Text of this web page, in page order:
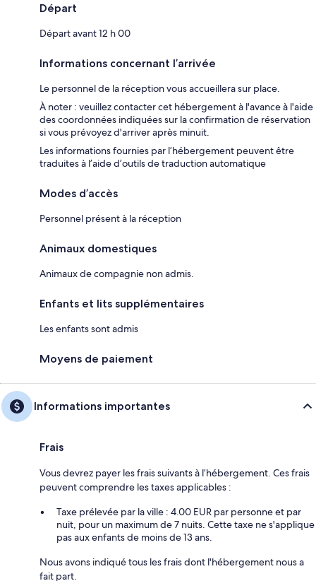
Départ
Départ avant 12 h 00
Informations concernant l’arrivée
Le personnel de la réception vous accueillera sur place.
À noter : veuillez contacter cet hébergement à l'avance à l'aide
des coordonnées indiquées sur la confirmation de réservation
si vous prévoyez d'arriver après minuit.
Les informations fournies par l’hébergement peuvent être
traduites à l’aide d’outils de traduction automatique
Modes d’accès
Personnel présent à la réception
Animaux domestiques
Animaux de compagnie non admis.
Enfants et lits supplémentaires
Les enfants sont admis
Moyens de paiement
Informations importantes
Frais
Vous devrez payer les frais suivants à l’hébergement. Ces frais
peuvent comprendre les taxes applicables :
Taxe prélevée par la ville : 4.00 EUR par personne et par
nuit, pour un maximum de 7 nuits. Cette taxe ne s'applique
pas aux enfants de moins de 13 ans.
Nous avons indiqué tous les frais dont l'hébergement nous a
fait part.